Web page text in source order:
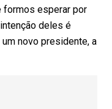
formos esperar por
deles é
novo presidente, a